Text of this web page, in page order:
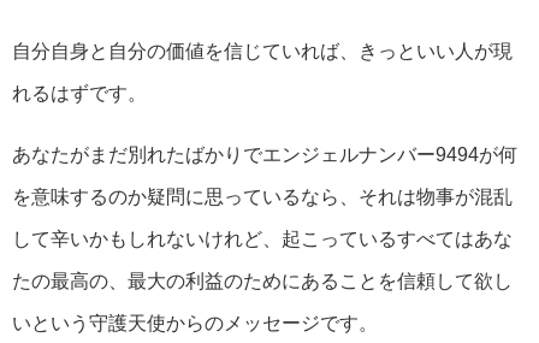
自分自身と自分の価値を信じていれば、きっといい人が現
れるはずです。
あなたがまだ別れたばかりでエンジェルナンバー9494が何
を意味するのか疑問に思っているなら、それは物事が混乱
して辛いかもしれないけれど、起こっているすべてはあな
たの最高の、最大の利益のためにあることを信頼して欲し
いという守護天使からのメッセージです。